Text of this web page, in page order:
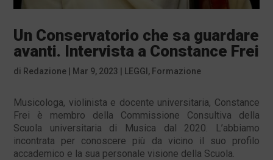
Un Conservatorio che sa guardare
avanti. Intervista a Constance Frei
di Redazione Mar 9, 2023 LEGGI , Formazione
Musicologa, violinista e docente universitaria, Constance
Frei è membro della Commissione Consultiva della
Scuola universitaria di Musica dal 2020. L’abbiamo
incontrata per conoscere più da vicino il suo profilo
accademico e la sua personale visione della Scuola.